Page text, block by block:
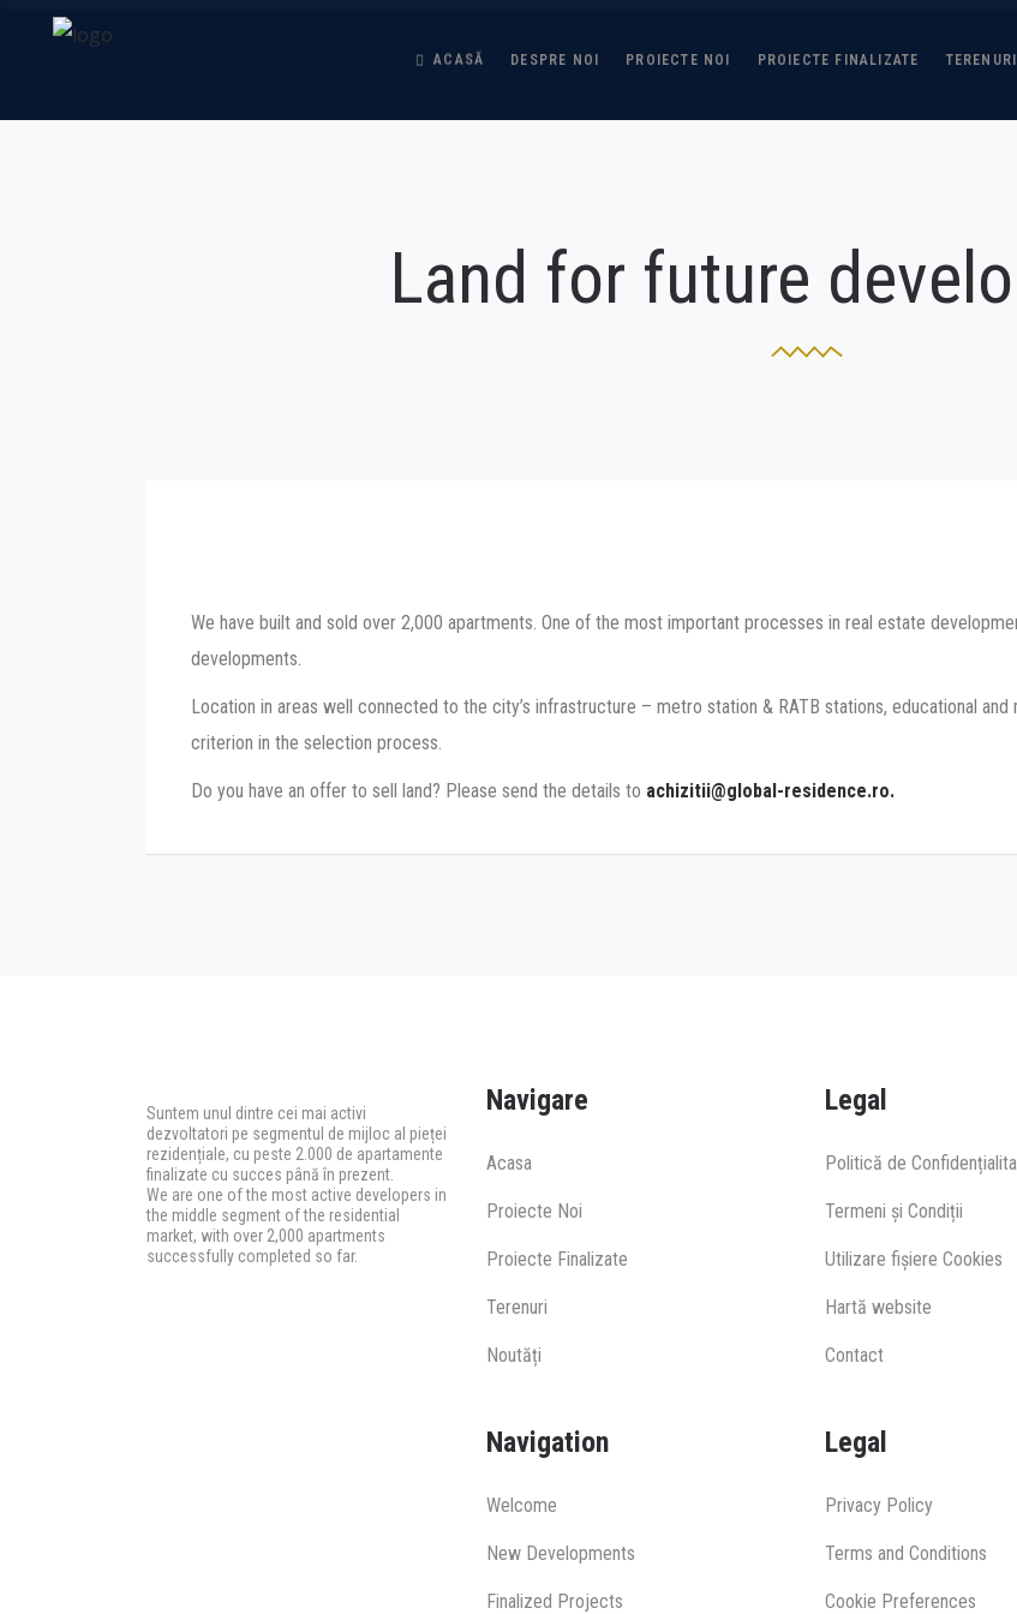
ACASĂ DESPRE NOI PROIECTE NOI PROIECTE FINALIZATE TERENURI
Land for future
We have built and sold over 2,000 apartments. One of the most important processes in real estate
developments.
Location in areas well connected to the city’s infrastructure – metro station & RATB stations, educational
criterion in the selection process.
Do you have an offer to sell land? Please send the details to achizitii@global-residence.ro.
Suntem unul dintre cei mai activi
dezvoltatori pe segmentul de mijloc al pieței
rezidențiale, cu peste 2.000 de apartamente
finalizate cu succes până în prezent.
We are one of the most active developers in
the middle segment of the residential
market, with over 2,000 apartments
successfully completed so far.
Navigare
Acasa
Proiecte Noi
Proiecte Finalizate
Terenuri
Noutăți
Navigation
Welcome
New Developments
Finalized Projects
Legal
Politică de
Termeni și Condiții
Utilizare fișiere Cookies
Hartă website
Contact
Legal
Privacy Policy
Terms and Conditions
Cookie Preferences